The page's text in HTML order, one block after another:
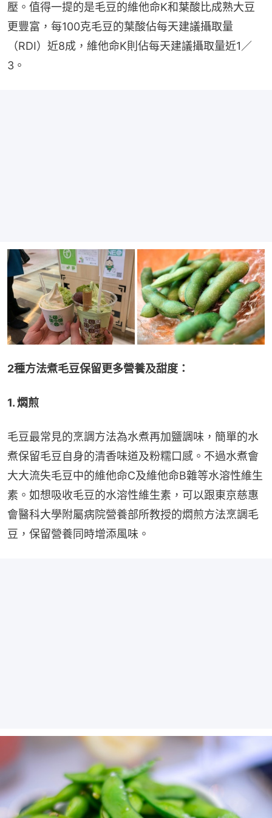
壓。值得一提的是毛豆的維他命K和葉酸比成熟大豆
更豐富，每100克毛豆的葉酸佔每天建議攝取量
（RDI）近8成，維他命K則佔每天建議攝取量近1／
3。
2種方法煮毛豆保留更多營養及甜度：
1. 燜煎
毛豆最常見的烹調方法為水煮再加鹽調味，簡單的水
煮保留毛豆自身的清香味道及粉糯口感。不過水煮會
大大流失毛豆中的維他命C及維他命B雜等水溶性維生
素。如想吸收毛豆的水溶性維生素，可以跟東京慈惠
會醫科大學附屬病院營養部所教授的燜煎方法烹調毛
豆，保留營養同時增添風味。